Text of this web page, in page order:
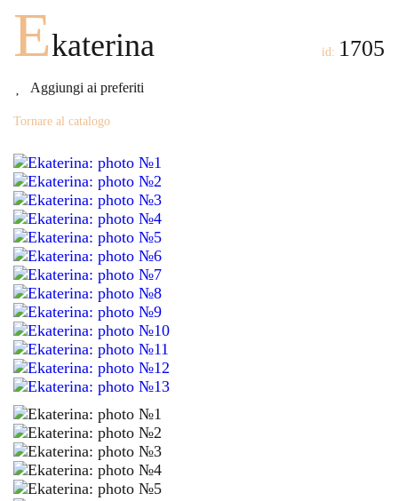
Ekaterina
Aggiungi ai preferiti
id: 1705
Tornare al catalogo